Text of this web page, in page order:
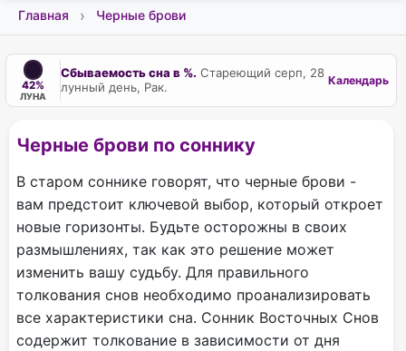
Главная Черные брови
42%
ЛУНА
Сбываемость сна в %. Стареющий серп, 28
лунный день, Рак.
Календарь
Черные брови по соннику
В старом соннике говорят, что черные брови -
вам предстоит ключевой выбор, который откроет
новые горизонты. Будьте осторожны в своих
размышлениях, так как это решение может
изменить вашу судьбу. Для правильного
толкования снов необходимо проанализировать
все характеристики сна. Сонник Восточных Снов
содержит толкование в зависимости от дня